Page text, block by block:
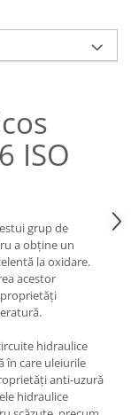
ISO
grup de
a obține un
la oxidare.
acestor
hidraulice
în care uleiurile
anti-uzură
hidraulice